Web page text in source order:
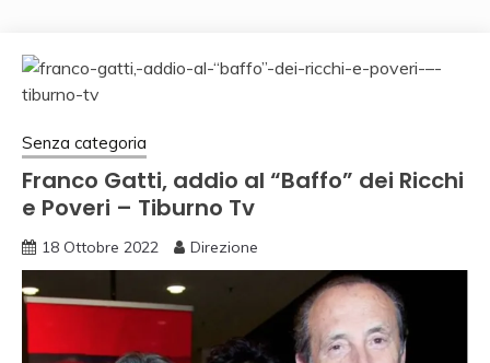
Senza categoria
Franco Gatti, addio al “Baffo” dei Ricchi
e Poveri – Tiburno Tv
18 Ottobre 2022 Direzione